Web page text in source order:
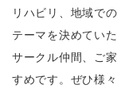
リハビリ、地域で
テーマを決めてい
サークル仲間、ご
すめです。ぜひ様